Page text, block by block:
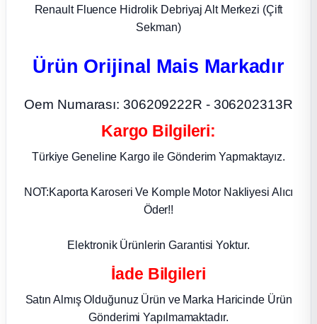
Parça
Renault Fluence Hidrolik Debriyaj Alt Merkezi (Çift
Sekman)
Ürün Orijinal Mais Markadır
Oem Numarası: 306209222R - 306202313R
Kargo Bilgileri:
Türkiye Geneline Kargo ile Gönderim Yapmaktayız.
NOT:Kaporta Karoseri Ve Komple Motor Nakliyesi Alıcı
Öder!!
Elektronik Ürünlerin Garantisi Yoktur.
İade Bilgileri
Satın Almış Olduğunuz Ürün ve Marka Haricinde Ürün
Gönderimi Yapılmamaktadır.